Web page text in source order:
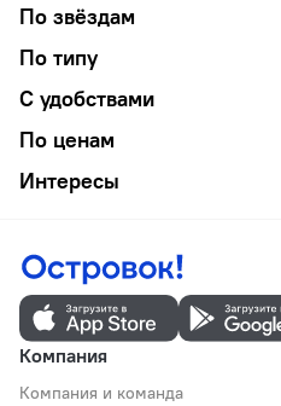
По звёздам
По типу
С удобствами
По ценам
Интересы
Компания
Компания и команда